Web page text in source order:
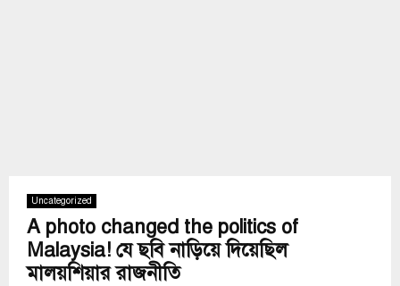
Uncategorized
A photo changed the politics of
Malaysia! যে ছবি নাড়িয়ে দিয়েছিল
মালয়শিয়ার রাজনীতি